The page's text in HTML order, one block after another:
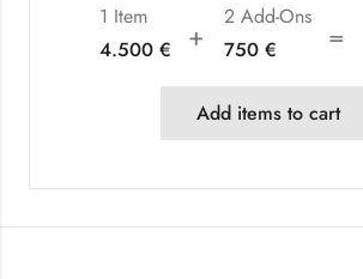
1 Item
4.500€
2 Add-Ons
750€
Add items to cart